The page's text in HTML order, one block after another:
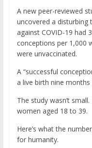
A new peer-reviewed
uncovered a disturbing
against COVID-19 had
conceptions per 1,000
were unvaccinated.
A “successful
a live birth nine months
The study wasn’t
women aged 18 to 39.
Here’s what the
for humanity.